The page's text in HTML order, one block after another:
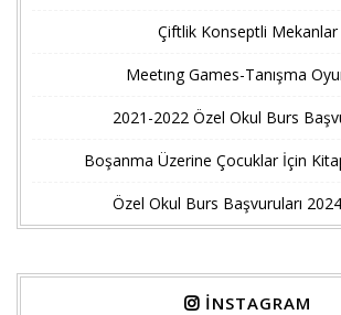
Çiftlik Konseptli Mekanlar
Meetıng Games-Tanışma
2021-2022 Özel Okul Burs
Boşanma Üzerine Çocuklar İçin
Özel Okul Burs Başvuruları
İNSTAGRAM